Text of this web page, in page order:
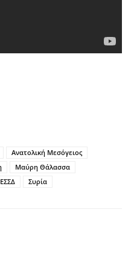
Ανατολική Μεσόγειος
Μαύρη Θάλασσα
Συρία